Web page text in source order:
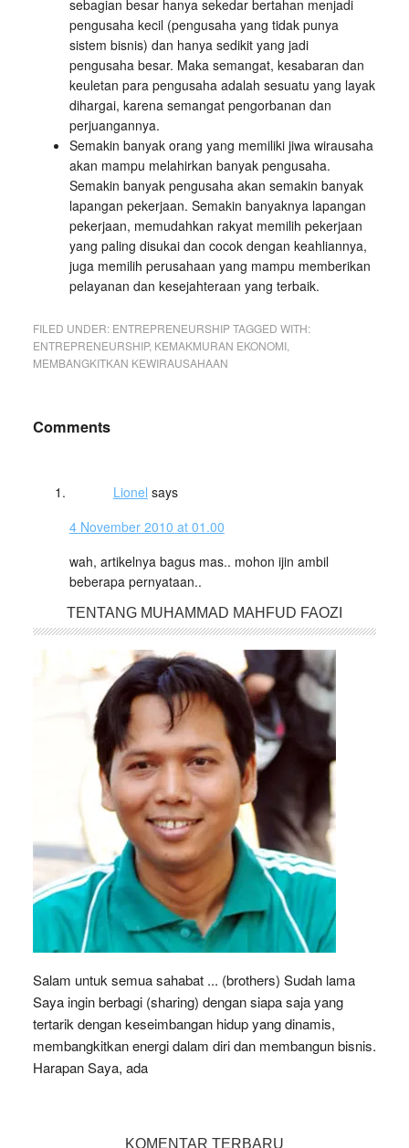
sebagian besar hanya sekedar bertahan menjadi
pengusaha kecil (pengusaha yang tidak punya
sistem bisnis) dan hanya sedikit yang jadi
pengusaha besar. Maka semangat, kesabaran dan
keuletan para pengusaha adalah sesuatu yang layak
dihargai, karena semangat pengorbanan dan
perjuangannya.
Semakin banyak orang yang memiliki jiwa wirausaha
akan mampu melahirkan banyak pengusaha.
Semakin banyak pengusaha akan semakin banyak
lapangan pekerjaan. Semakin banyaknya lapangan
pekerjaan, memudahkan rakyat memilih pekerjaan
yang paling disukai dan cocok dengan keahliannya,
juga memilih perusahaan yang mampu memberikan
pelayanan dan kesejahteraan yang terbaik.
FILED UNDER: ENTREPRENEURSHIPTAGGED WITH:
ENTREPRENEURSHIP, KEMAKMURAN EKONOMI,
MEMBANGKITKAN KEWIRAUSAHAAN
Comments
Lionel says
4 November 2010 at 01.00
wah, artikelnya bagus mas.. mohon ijin ambil
beberapa pernyataan..
TENTANG MUHAMMAD MAHFUD FAOZI
Salam untuk semua sahabat ... (brothers) Sudah lama
Saya ingin berbagi (sharing) dengan siapa saja yang
tertarik dengan keseimbangan hidup yang dinamis,
membangkitkan energi dalam diri dan membangun bisnis.
Harapan Saya, ada
KOMENTAR TERBARU